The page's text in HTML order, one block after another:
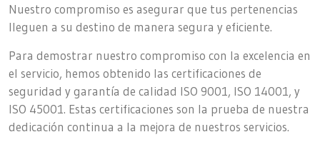
Nuestro compromiso es asegurar que tus pertenencias
lleguen a su destino de manera segura y eficiente.
Para demostrar nuestro compromiso con la excelencia en
el servicio, hemos obtenido las certificaciones de
seguridad y garantía de calidad ISO 9001, ISO 14001, y
ISO 45001. Estas certificaciones son la prueba de nuestra
dedicación continua a la mejora de nuestros servicios.